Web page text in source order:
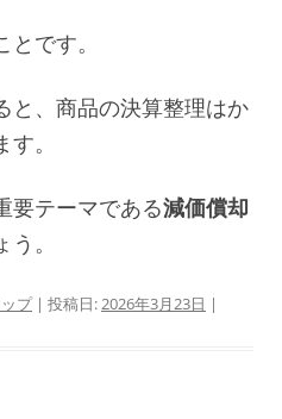
です。
と、商品の決算整理はか
。
要テーマである減価償却
。
プ| 投稿日:2026年3月23日 |